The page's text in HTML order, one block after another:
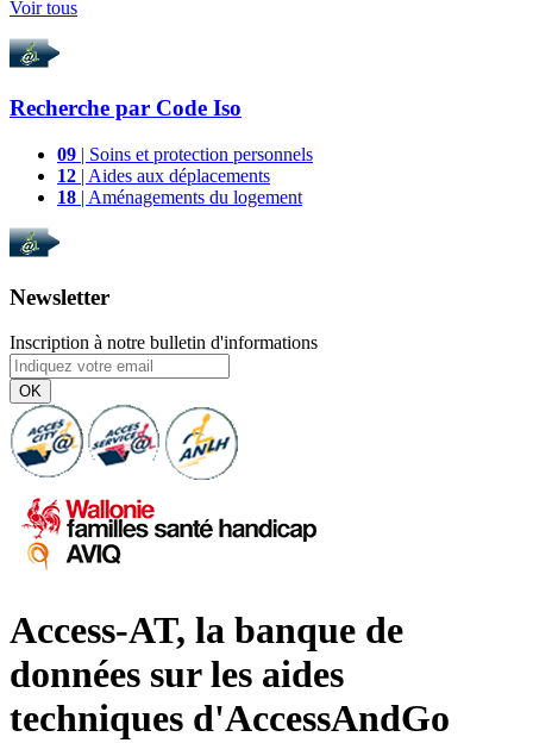
Voir tous
Recherche par Code Iso
09 | Soins et protection personnels
12 | Aides aux déplacements
18 | Aménagements du logement
Newsletter
Inscription à notre bulletin d'informations
OK
Access-AT, la banque de
données sur les aides
techniques d'AccessAndGo